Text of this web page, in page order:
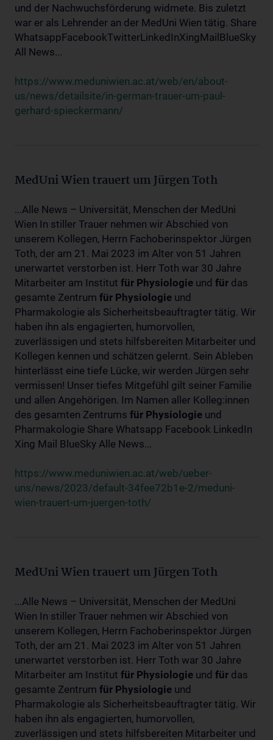
und der Nachwuchsförderung widmete. Bis zuletzt
war er als Lehrender an der MedUni Wien tätig. Share
WhatsappFacebookTwitterLinkedInXingMailBlueSky
All News...
https://www.meduniwien.ac.at/web/en/about-
us/news/detailsite/in-german-trauer-um-paul-
gerhard-spieckermann/
MedUni Wien trauert um Jürgen Toth
...Alle News – Universität, Menschen der MedUni
Wien In stiller Trauer nehmen wir Abschied von
unserem Kollegen, Herrn Fachoberinspektor Jürgen
Toth, der am 21. Mai 2023 im Alter von 51 Jahren
unerwartet verstorben ist. Herr Toth war 30 Jahre
Mitarbeiter am Institut für Physiologie und für das
gesamte Zentrum für Physiologie und
Pharmakologie als Sicherheitsbeauftragter tätig. Wir
haben ihn als engagierten, humorvollen,
zuverlässigen und stets hilfsbereiten Mitarbeiter und
Kollegen kennen und schätzen gelernt. Sein Ableben
hinterlässt eine tiefe Lücke, wir werden Jürgen sehr
vermissen! Unser tiefes Mitgefühl gilt seiner Familie
und allen Angehörigen. Im Namen aller Kolleg:innen
des gesamten Zentrums für Physiologie und
Pharmakologie Share Whatsapp Facebook LinkedIn
Xing Mail BlueSky Alle News...
https://www.meduniwien.ac.at/web/ueber-
uns/news/2023/default-34fee72b1e-2/meduni-
wien-trauert-um-juergen-toth/
MedUni Wien trauert um Jürgen Toth
...Alle News – Universität, Menschen der MedUni
Wien In stiller Trauer nehmen wir Abschied von
unserem Kollegen, Herrn Fachoberinspektor Jürgen
Toth, der am 21. Mai 2023 im Alter von 51 Jahren
unerwartet verstorben ist. Herr Toth war 30 Jahre
Mitarbeiter am Institut für Physiologie und für das
gesamte Zentrum für Physiologie und
Pharmakologie als Sicherheitsbeauftragter tätig. Wir
haben ihn als engagierten, humorvollen,
zuverlässigen und stets hilfsbereiten Mitarbeiter und